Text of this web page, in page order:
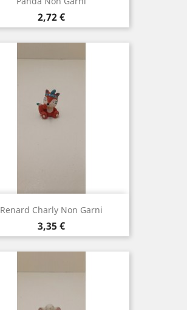
Prix
2,72 €
Renard Charly Non Garni
Prix
3,35 €